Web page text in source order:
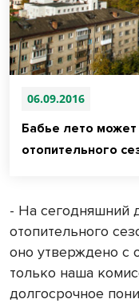
06.09.2016
Бабье лето
отопительного
- На сегодняшний
отопительного
оно утверждено с
только наша
долгосрочное